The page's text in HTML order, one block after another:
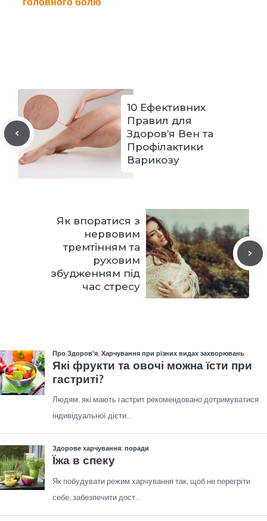
10 Ефективних
Правил для
Здоров’я Вен та
Профілактики
Варикозу
Як впоратися з
нервовим
тремтінням та
руховим
збудженням під
час стресу